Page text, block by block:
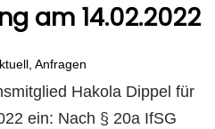
am 14.02.2022
,Anfragen
Hakola Dippel für
ein: Nach § 20a IfSG